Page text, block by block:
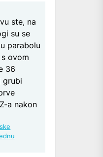
ste, na
su se
parabolu
ovom
36
grubi
a nakon